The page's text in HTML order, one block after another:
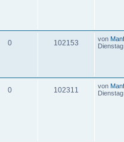
0 102153 von
0 102311 von